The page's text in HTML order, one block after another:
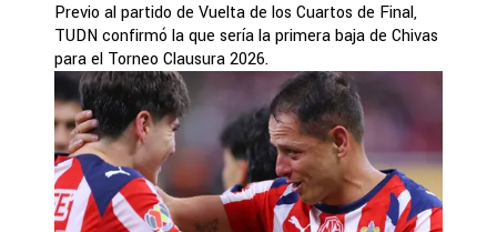
Previo al partido de Vuelta de los Cuartos de Final,
TUDN confirmó la que sería la primera baja de Chivas
para el Torneo Clausura 2026.